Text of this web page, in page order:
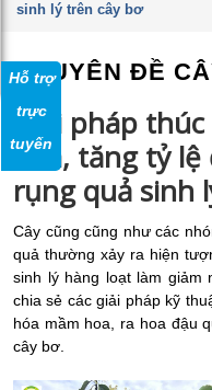
Hỗ trợ
trực
tuyến
sinh lý trên cây bơ
CHUYÊN ĐỀ
Giải pháp
hoa, tăng tỷ lệ
rụng quả sinh
Cây cũng cũng như các
quả thường xảy ra hiện
sinh lý hàng loạt làm giảm
chia sẻ các giải pháp kỹ
hóa mầm hoa, ra hoa đậu
cây bơ.